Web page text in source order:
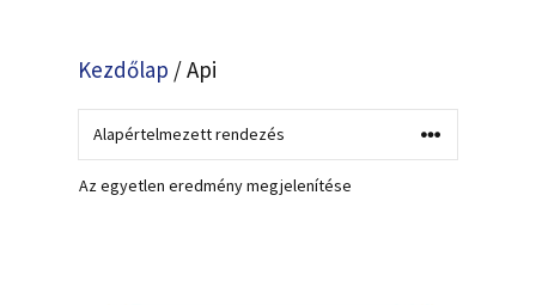
Kezdőlap / Api
Az egyetlen eredmény megjelenítése